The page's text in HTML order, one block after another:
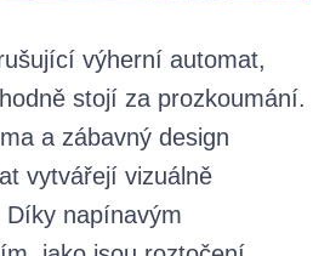
výherní automat,
stojí za prozkoumání.
a zábavný design
vytvářejí vizuálně
napínavým